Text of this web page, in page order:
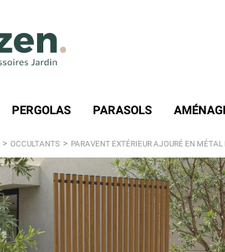
PERGOLAS PARASOLS
OCCULTANTS PARAVENT EXTÉRIEUR AJOURÉ EN